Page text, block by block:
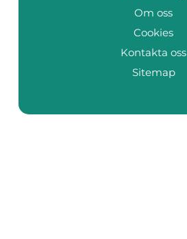
Om oss
Cookies
Kontakta oss
Sitemap